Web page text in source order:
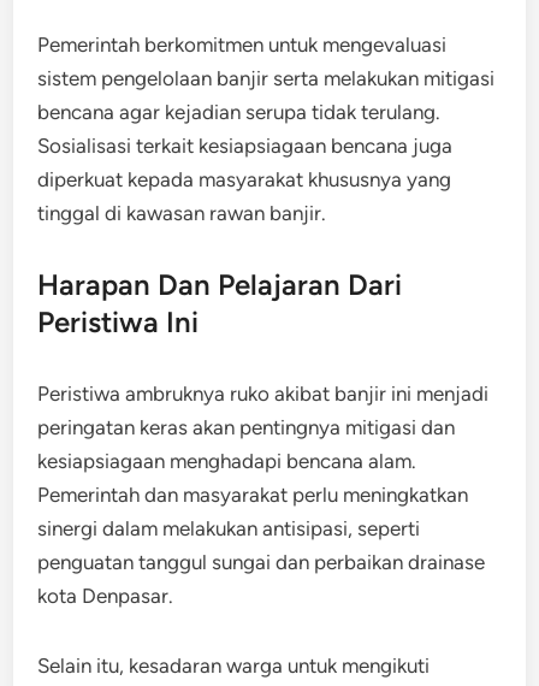
Pemerintah berkomitmen untuk mengevaluasi
sistem pengelolaan banjir serta melakukan mitigasi
bencana agar kejadian serupa tidak terulang.
Sosialisasi terkait kesiapsiagaan bencana juga
diperkuat kepada masyarakat khususnya yang
tinggal di kawasan rawan banjir.
Harapan Dan Pelajaran Dari
Peristiwa Ini
Peristiwa ambruknya ruko akibat banjir ini menjadi
peringatan keras akan pentingnya mitigasi dan
kesiapsiagaan menghadapi bencana alam.
Pemerintah dan masyarakat perlu meningkatkan
sinergi dalam melakukan antisipasi, seperti
penguatan tanggul sungai dan perbaikan drainase
kota Denpasar.
Selain itu, kesadaran warga untuk mengikuti